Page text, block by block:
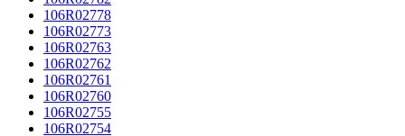
106R02778
106R02773
106R02763
106R02762
106R02761
106R02760
106R02755
106R02754